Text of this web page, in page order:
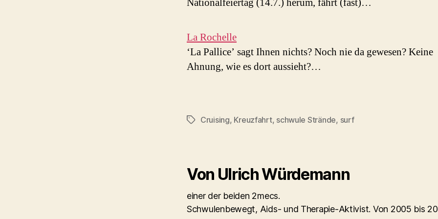
Nationalfeiertag (14.7.) herum, fährt (fast)…
La Rochelle
‘La Pallice’ sagt Ihnen nichts? Noch nie da gewesen? Keine
Ahnung, wie es dort aussieht?…
Schlagwörter
Cruising, Kreuzfahrt, schwule Strände, surf
Von Ulrich Würdemann
einer der beiden 2mecs.
Schwulenbewegt, Aids- und Therapie-Aktivist. Von 2005 bis